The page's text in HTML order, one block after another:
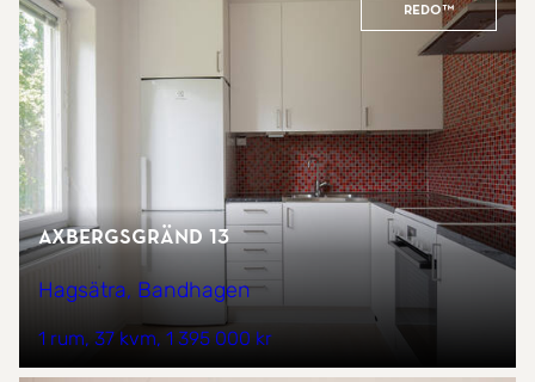
REDO™
Axbergsgränd 13
Hagsätra, Bandhagen
1 rum 37 kvm 1 395 000 kr